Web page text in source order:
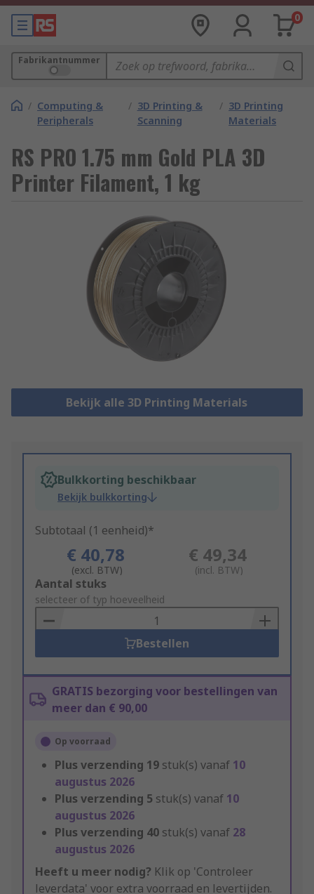
0
Fabrikantnummer
/ Computing &
Peripherals
/ 3D Printing &
Scanning
/ 3D Printing
Materials
RS PRO 1.75 mm Gold PLA 3D
Printer Filament, 1 kg
Bekijk alle 3D Printing Materials
Bulkkorting beschikbaar
Bekijk bulkkorting
Subtotaal (1 eenheid)*
€ 40,78
(excl. BTW)
€ 49,34
(incl. BTW)
Add
to
Basket
Aantal stuks
selecteer of typ hoeveelheid
Bestellen
GRATIS bezorging voor bestellingen van
meer dan € 90,00
Op voorraad
Plus verzending 19 stuk(s) vanaf 10
augustus 2026
Plus verzending 5 stuk(s) vanaf 10
augustus 2026
Plus verzending 40 stuk(s) vanaf 28
augustus 2026
Heeft u meer nodig? Klik op 'Controleer
leverdata' voor extra voorraad en levertijden.